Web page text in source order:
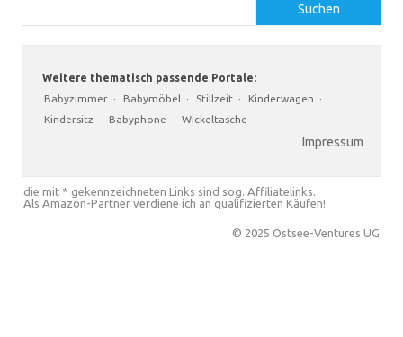
Suchen
Weitere thematisch passende Portale:
Babyzimmer · Babymöbel · Stillzeit · Kinderwagen ·
Kindersitz · Babyphone · Wickeltasche
Impressum
die mit * gekennzeichneten Links sind sog. Affiliatelinks.
Als Amazon-Partner verdiene ich an qualifizierten Käufen!
© 2025 Ostsee-Ventures UG